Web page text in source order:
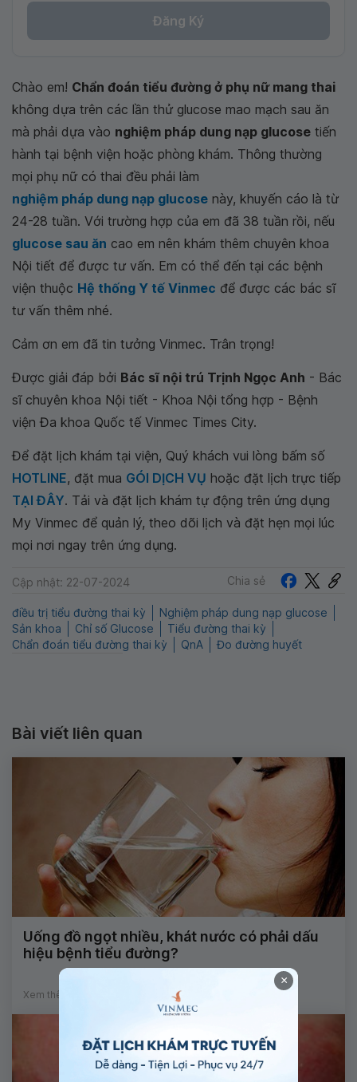
Đăng Ký
Chào em! Chẩn đoán tiểu đường ở phụ nữ mang thai
không dựa trên các lần thử glucose mao mạch sau ăn
mà phải dựa vào nghiệm pháp dung nạp glucose tiến
hành tại bệnh viện hoặc phòng khám. Thông thường
mọi phụ nữ có thai đều phải làm
nghiệm pháp dung nạp glucose này, khuyến cáo là từ
24-28 tuần. Với trường hợp của em đã 38 tuần rồi, nếu
glucose sau ăn cao em nên khám thêm chuyên khoa
Nội tiết để được tư vấn. Em có thể đến tại các bệnh
viện thuộc Hệ thống Y tế Vinmec để được các bác sĩ
tư vấn thêm nhé.
Cảm ơn em đã tin tưởng Vinmec. Trân trọng!
Được giải đáp bởi Bác sĩ nội trú Trịnh Ngọc Anh - Bác
sĩ chuyên khoa Nội tiết - Khoa Nội tổng hợp - Bệnh
viện Đa khoa Quốc tế Vinmec Times City.
Để đặt lịch khám tại viện, Quý khách vui lòng bấm số
HOTLINE, đặt mua GÓI DỊCH VỤ hoặc đặt lịch trực tiếp
TẠI ĐÂY. Tải và đặt lịch khám tự động trên ứng dụng
My Vinmec để quản lý, theo dõi lịch và đặt hẹn mọi lúc
mọi nơi ngay trên ứng dụng.
Cập nhật: 22-07-2024 Chia sẻ
điều trị tiểu đường thai kỳ
Nghiệm pháp dung nạp glucose
Sản khoa
Chỉ số Glucose
Tiểu đường thai kỳ
Chẩn đoán tiểu đường thai kỳ
QnA Đo đường huyết
Bài viết liên quan
Uống đồ ngọt nhiều, khát nước có phải dấu
hiệu bệnh tiểu đường?
Xem thêm
×